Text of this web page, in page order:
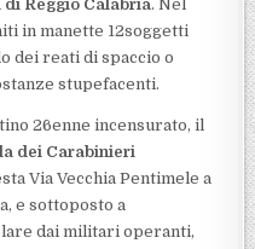
Reggio Calabria. Nel
in manette 12soggetti
dei reati di spaccio o
stupefacenti.
26enne incensurato, il
dei Carabinieri
Via Vecchia Pentimele a
e sottoposto a
dai militari operanti,